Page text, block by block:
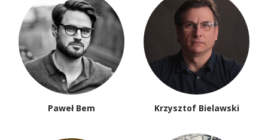
Paweł Bem Krzysztof Bielawski